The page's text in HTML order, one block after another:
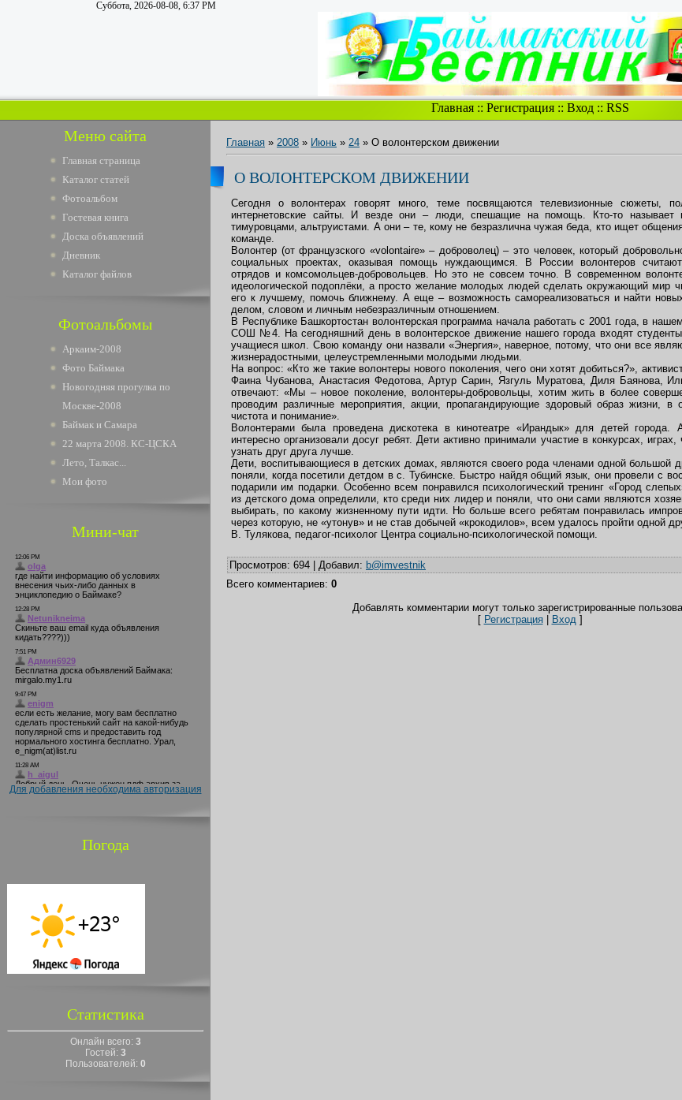
Суббота, 2026-08-08, 6:37 PM
Главная:: Регистрация:: Вход:: RSS
Меню сайта
Главная страница
Каталог статей
Фотоальбом
Гостевая книга
Доска объявлений
Дневник
Каталог файлов
Фотоальбомы
Аркаим-2008
Фото Баймака
Новогодняя прогулка по
Москве-2008
Баймак и Самара
22 марта 2008. КС-ЦСКА
Лето, Талкас...
Мои фото
Мини-чат
Для добавления необходима авторизация
Погода
Статистика
Онлайн всего: 3
Гостей: 3
Пользователей: 0
Главная » 2008 » Июнь » 24 » О волонтерском движении
О ВОЛОНТЕРСКОМ ДВИЖЕНИИ
Сегодня о волонтерах говорят много, теме посвящаются телевизионные сюжеты,
интернетовские сайты. И везде они – люди, спешащие на помощь. Кто-то называет
тимуровцами, альтруистами. А они – те, кому не безразлична чужая беда, кто ищет
команде.
Волонтер (от французcкого «volontaire» – доброволец) – это человек, который
социальных проектах, оказывая помощь нуждающимся. В России волонтеров
отрядов и комсомольцев-добровольцев. Но это не совсем точно. В современном
идеологической подоплёки, а просто желание молодых людей сделать окружающий мир
его к лучшему, помочь ближнему. А еще – возможность самореализоваться и найти
делом, словом и личным небезразличным отношением.
В Республике Башкортостан волонтерская программа начала работать с 2001 года, в
СОШ №4. На сегодняшний день в волонтерское движение нашего города входят
учащиеся школ. Свою команду они назвали «Энергия», наверное, потому, что они все
жизнерадостными, целеустремленными молодыми людьми.
На вопрос: «Кто же такие волонтеры нового поколения, чего они хотят добиться?»,
Фаина Чубанова, Анастасия Федотова, Артур Сарин, Язгуль Муратова, Диля Баянова,
отвечают: «Мы – новое поколение, волонтеры-добровольцы, хотим жить в более
проводим различные мероприятия, акции, пропагандирующие здоровый образ жизни, в
чистота и понимание».
Волонтерами была проведена дискотека в кинотеатре «Ирандык» для детей города.
интересно организовали досуг ребят. Дети активно принимали участие в конкурсах,
узнать друг друга лучше.
Дети, воспитывающиеся в детских домах, являются своего рода членами одной большой
поняли, когда посетили детдом в с. Тубинске. Быстро найдя общий язык, они провели с
подарили им подарки. Особенно всем понравился психологический тренинг «Город
из детского дома определили, кто среди них лидер и поняли, что они сами являются
выбирать, по какому жизненному пути идти. Но больше всего ребятам понравилась
через которую, не «утонув» и не став добычей «крокодилов», всем удалось пройти одной
В. Тулякова, педагог-психолог Центра социально-психологической помощи.
Просмотров: 694 | Добавил: b@imvestnik
Всего комментариев: 0
Добавлять комментарии могут только зарегистрированные
[ Регистрация| Вход]